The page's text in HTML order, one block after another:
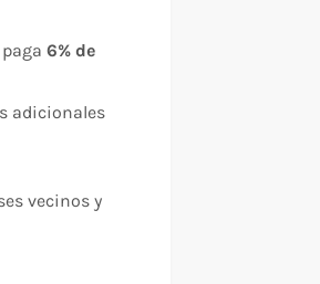
paga6% de
adicionales
vecinos y